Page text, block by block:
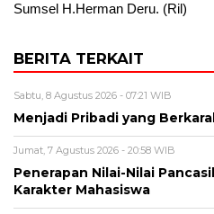
Sumsel H.Herman Deru. (Ril)
BERITA TERKAIT
Sabtu, 8 Agustus 2026 - 07:21 WIB
Menjadi Pribadi yang
Jumat, 7 Agustus 2026 - 20:58 WIB
Penerapan Nilai-Nilai
Karakter Mahasiswa